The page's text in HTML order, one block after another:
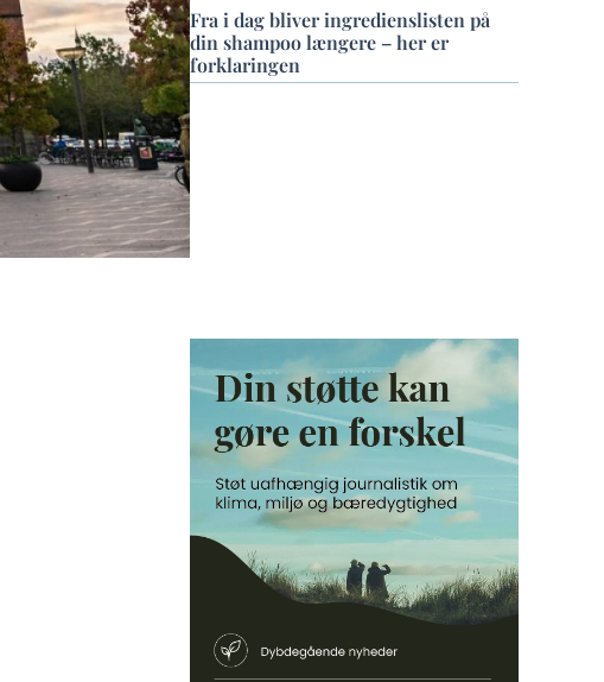
Fra i dag bliver ingredienslisten på
din shampoo længere – her er
forklaringen